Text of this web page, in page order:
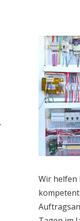
Wir helfen
kompetent beim E-Check. Unser telefonische